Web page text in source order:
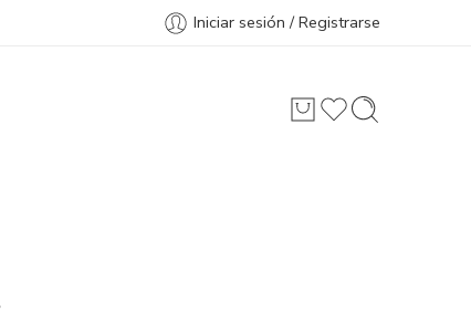
Iniciar sesión / Registrarse